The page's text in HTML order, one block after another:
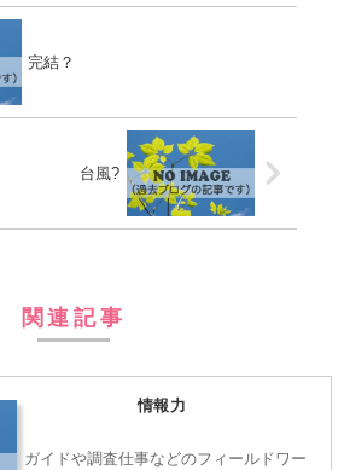
完結？
台風?
関連記事
情報力
ガイドや調査仕事などのフィールドワー